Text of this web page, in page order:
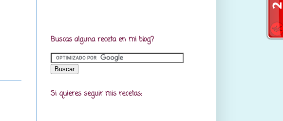
Buscas alguna receta en mi blog?
Si quieres seguir mis recetas: